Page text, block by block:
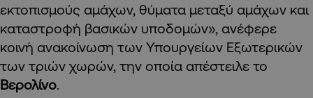
εκτοπισμούς αμάχων, θύματα μεταξύ αμάχων και
καταστροφή βασικών υποδομών», ανέφερε
κοινή ανακοίνωση των Υπουργείων Εξωτερικών
των τριών χωρών, την οποία απέστειλε το
Βερολίνο.